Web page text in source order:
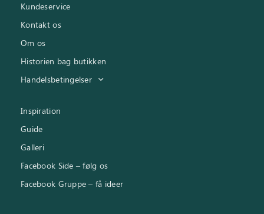
Kundeservice
Kontakt os
Om os
Historien bag butikken
Handelsbetingelser
Inspiration
Guide
Galleri
Facebook Side – følg os
Facebook Gruppe – få ideer